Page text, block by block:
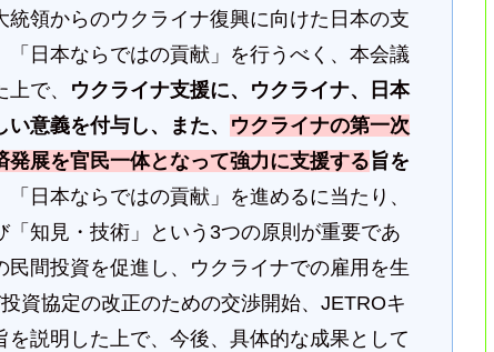
領からのウクライナ復興に向けた日本の支
日本ならではの貢献」を行うべく、本会議
で、
ウクライナ支援に、ウクライナ、日本
意義を付与し、また、
ウクライナの第一次
展を官民一体となって強力に支援する旨を
日本ならではの貢献」を進めるに当たり、
「知見・技術」という3つの原則が重要であ
間投資を促進し、ウクライナでの雇用を生
資協定の改正のための交渉開始、JETROキ
説明した上で、今後、具体的な成果として